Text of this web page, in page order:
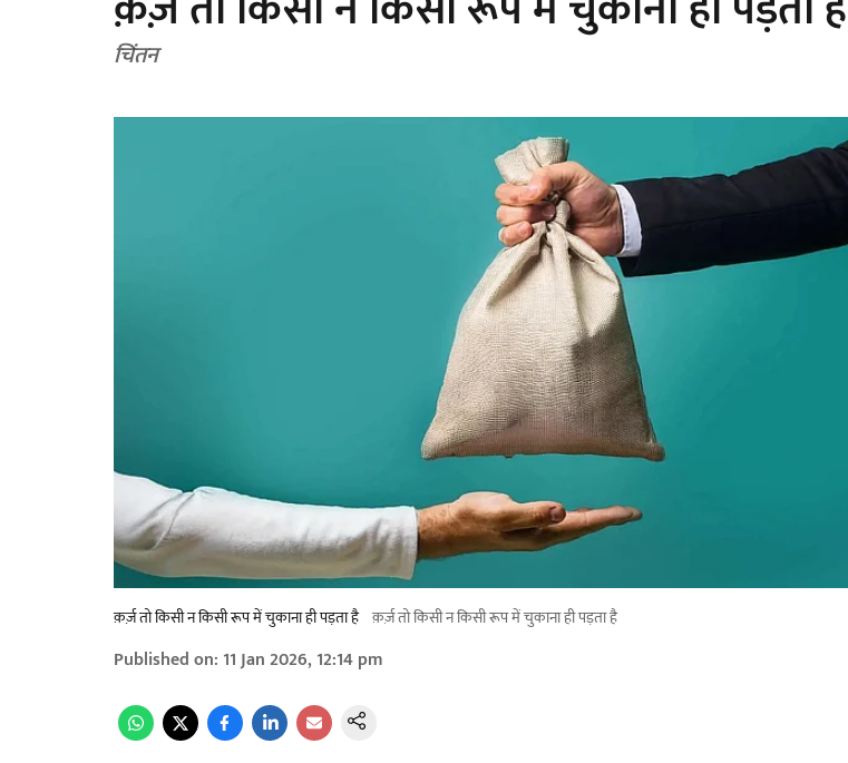
चिंतन
क़र्ज़ तो किसी न किसी रूप में चुकाना ही पड़ता है क़र्ज़ तो किसी न किसी रूप में चुकाना ही पड़ता है
Published on: 11 Jan 2026, 12:14 pm